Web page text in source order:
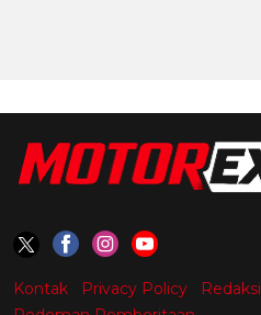
Kontak Privacy Policy Redaksi